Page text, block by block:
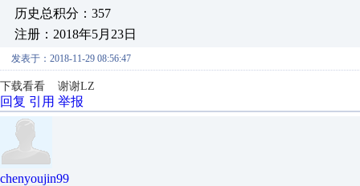
历史总积分：357
注册：2018年5月23日
发表于：2018-11-29 08:56:47
下载看看 谢谢LZ
回复 引用 举报
chenyoujin99